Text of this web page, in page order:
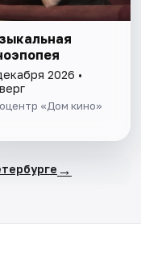
2026 •
«Дом кино»
→